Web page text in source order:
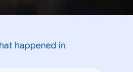
happened in